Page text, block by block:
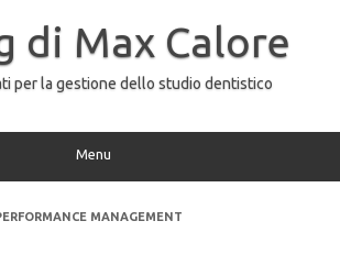
di Max Calore
per la gestione dello studio dentistico
Menu
MANAGEMENT